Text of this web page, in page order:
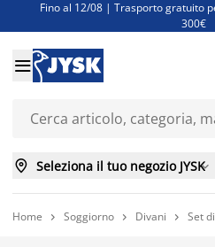
Fino al 12/08 | Trasporto gratuito
300€
Super offerte d'estate | Oltre
Finanziamenti - Scegli il piano di

 Seleziona il tuo negozio JYSK
Home  Soggiorno  Divani  Set